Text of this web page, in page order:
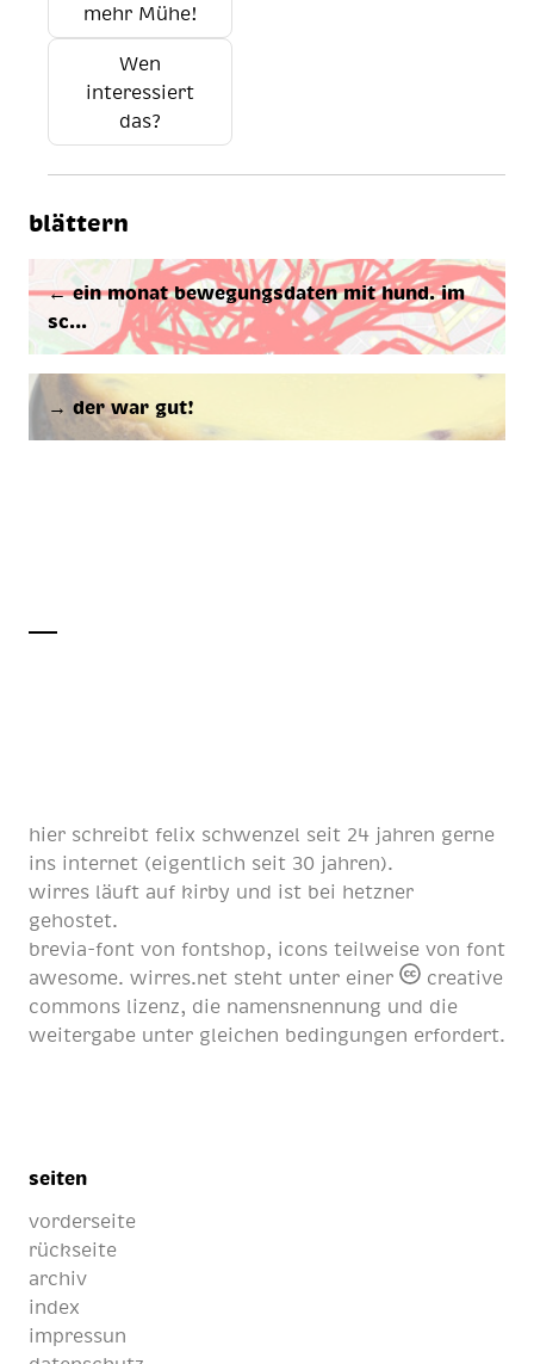
mehr Mühe!
Wen
interessiert
das?
blättern
← ein mo­nat be­we­gungs­da­ten mit hund. im
sc…
→ der war gut!
hier schreibt felix schwenzel seit 24 jahren gerne
ins internet (eigentlich seit 30 jahren).
wirres läuft auf kirby und ist bei hetzner
gehostet.
brevia-font von fontshop, icons teilweise von font
awesome. wirres.net steht unter einer
creative
commons lizenz, die namensnennung und die
weitergabe unter gleichen bedingungen erfordert.
seiten
vorderseite
rückseite
archiv
index
impressun